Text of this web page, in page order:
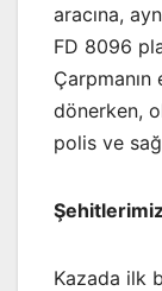
aracına,
FD 8096
dönerken,
polis ve
Kazada ilk